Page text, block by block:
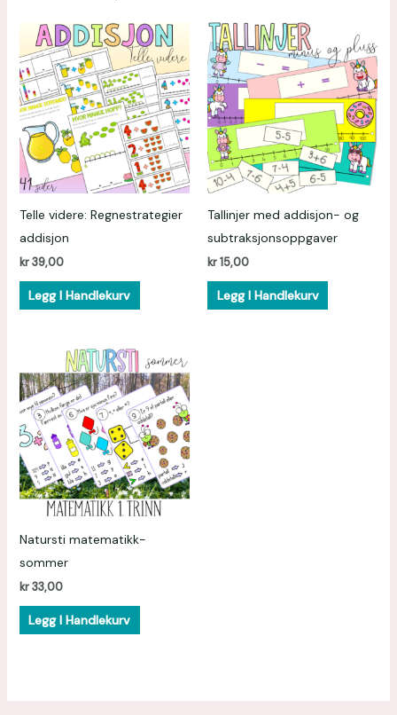
Telle videre: Regnestrategier
addisjon
kr39,00
Legg I Handlekurv
Tallinjer med addisjon- og
subtraksjonsoppgaver
kr15,00
Legg I Handlekurv
Natursti matematikk-
sommer
kr33,00
Legg I Handlekurv